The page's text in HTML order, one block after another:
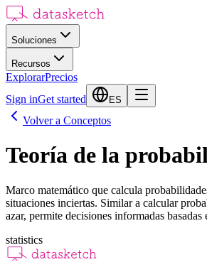
Soluciones
Recursos
ExplorarPrecios
Sign inGet started ES
Volver a Conceptos
Teoría de la
Marco matemático que calcula
situaciones inciertas. Similar a calcular
azar, permite decisiones informadas basadas
statistics